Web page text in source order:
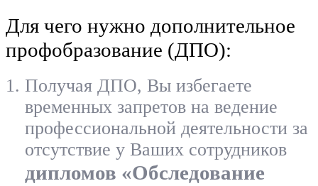
Для чего нужно дополнительное
профобразование (ДПО):
Получая ДПО, Вы избегаете
временных запретов на ведение
профессиональной деятельности за
отсутствие у Ваших сотрудников
дипломов «Обследование